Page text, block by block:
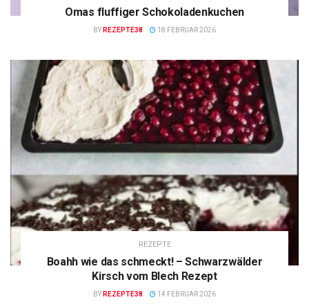
Omas fluffiger Schokoladenkuchen
BY REZEPTE38 18 FEBRUAR 2026
REZEPTE
Boahh wie das schmeckt! – Schwarzwälder
Kirsch vom Blech Rezept
BY REZEPTE38 14 FEBRUAR 2026